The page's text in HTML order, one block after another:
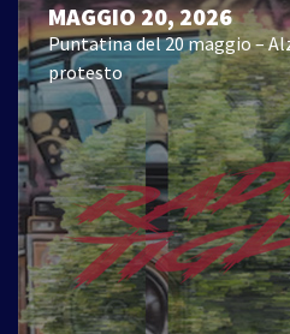
MAGGIO 20, 2026
Puntatina del 20 maggio –
protesto